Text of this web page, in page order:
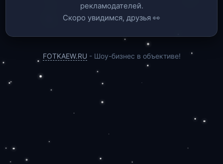
рекламодателей.
Скоро увидимся, друзья 👀
FOTKAEW.RU - Шоу-бизнес в объективе!